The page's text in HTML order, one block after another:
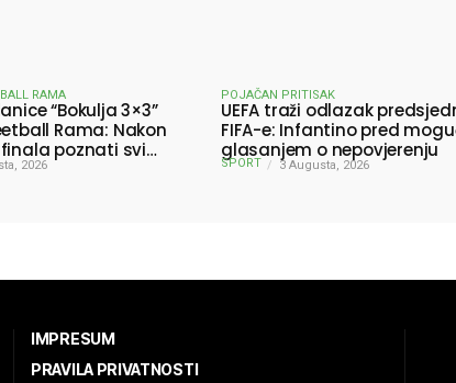
RAMA
“Bokulja 3×3”
Rama: Nakon
poznati svi
2026
POJAČAN PRITISAK
UEFA traži odlazak
FIFA-e: Infantino pred
glasanjem o nepovjerenju
SPORT 3 Augusta, 2026
IMPRESUM
PRAVILA PRIVATNOSTI